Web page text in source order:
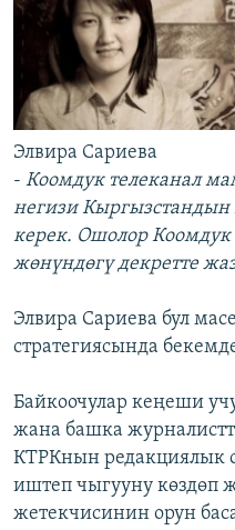
Элвира Сариева
- Коомдук телеканал
негизи
керек. Ошолор Коомдук
жөнүндөгү декретте
Элвира Сариева бул
стратегиясында
Байкоочулар кеңеши
жана башка
КТРКнын редакциялык
иштеп чыгууну көздөп
жетекчисинин орун